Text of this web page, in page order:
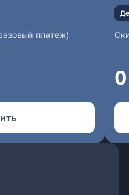
платеж)
0